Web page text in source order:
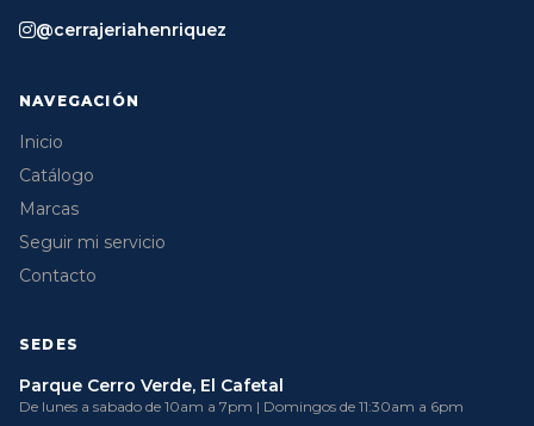
@cerrajeriahenriquez
NAVEGACIÓN
Inicio
Catálogo
Marcas
Seguir mi servicio
Contacto
SEDES
Parque Cerro Verde, El Cafetal
De lunes a sabado de 10am a 7pm | Domingos de 11:30am a 6pm